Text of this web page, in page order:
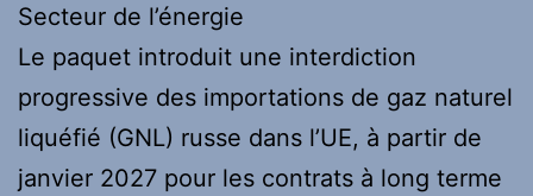
Secteur de l’énergie
Le paquet introduit une interdiction
progressive des importations de gaz naturel
liquéfié (GNL) russe dans l’UE, à partir de
janvier 2027 pour les contrats à long terme